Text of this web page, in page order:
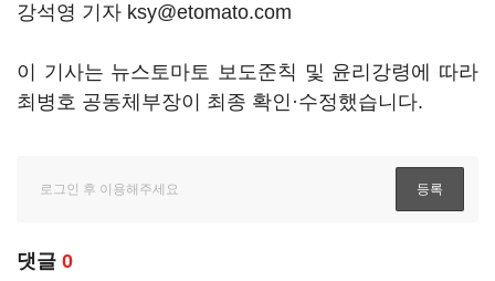
강석영 기자 ksy@etomato.com
이 기사는 뉴스토마토 보도준칙 및 윤리강령에 따라
최병호 공동체부장이 최종 확인·수정했습니다.
댓글 0